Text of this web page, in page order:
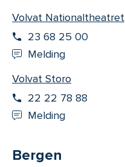
Volvat Nationaltheatret
23 68 25 00
Melding
Volvat Storo
22 22 78 88
Melding
Bergen